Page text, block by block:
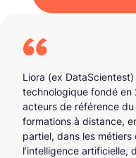
Liora (ex
technologique fondé en
acteurs de référence
formations à distance,
partiel, dans les
l’intelligence artificielle,